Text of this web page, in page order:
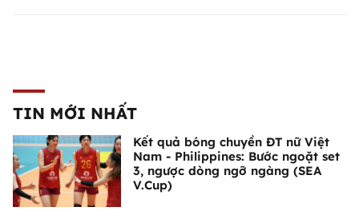
TIN MỚI NHẤT
Kết quả bóng chuyền ĐT nữ Việt
Nam - Philippines: Bước ngoặt set
3, ngược dòng ngỡ ngàng (SEA
V.Cup)